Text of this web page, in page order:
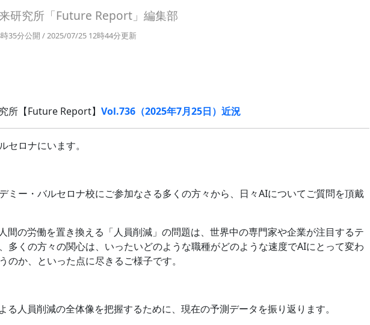
研究所「Future Report」編集部
35分公開 / 2025/07/25 12時44分更新
所【Future Report】 Vol.736（2025年7月25日）近況
セロナにいます。
ミー・バルセロナ校にご参加なさる多くの方々から、日々AIについてご質問を頂戴
間の労働を置き換える「人員削減」の問題は、世界中の専門家や企業が注目するテ
多くの方々の関心は、いったいどのような職種がどのような速度でAIにとって変わ
のか、といった点に尽きるご様子です。
る人員削減の全体像を把握するために、現在の予測データを振り返ります。